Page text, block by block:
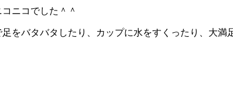
ニコでした＾＾
をバタバタしたり、カップに水をすくったり、大